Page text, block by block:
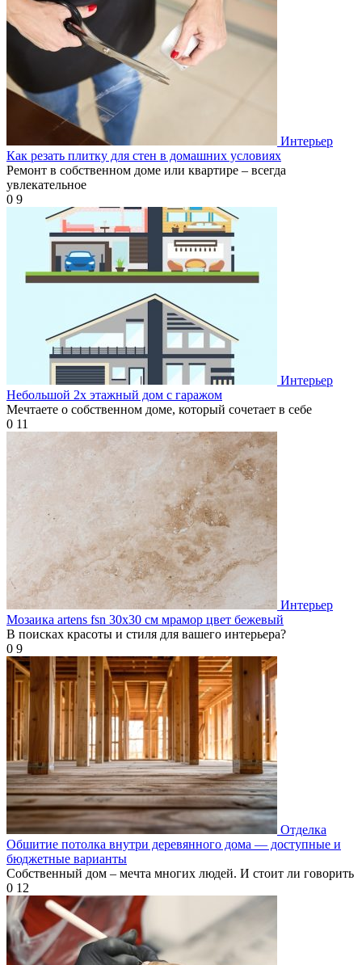
Интерьер
Как резать плитку для стен в домашних условиях
Ремонт в собственном доме или квартире – всегда
увлекательное
0 9
Интерьер
Небольшой 2х этажный дом с гаражом
Мечтаете о собственном доме, который сочетает в себе
0 11
Интерьер
Мозаика artens fsn 30х30 см мрамор цвет бежевый
В поисках красоты и стиля для вашего интерьера?
0 9
Отделка
Обшитие потолка внутри деревянного дома — доступные и
бюджетные варианты
Собственный дом – мечта многих людей. И стоит ли говорить
0 12